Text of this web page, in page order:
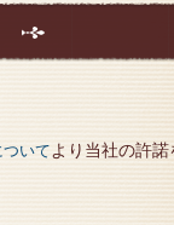
いて より当社の許